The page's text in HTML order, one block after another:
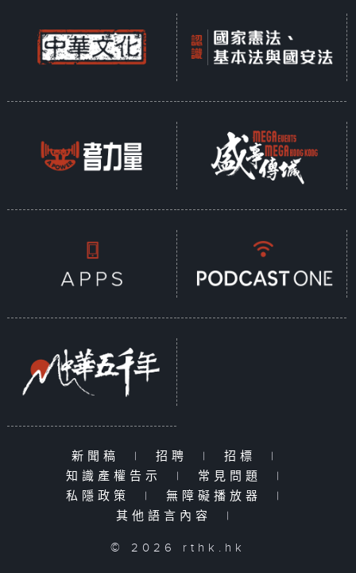
新聞稿 | 招聘 | 招標
|
知識產權告示
| 常見問題
|
私隱政策
| 無障礙播放器
|
其他語言內容
|
© 2026 rthk.hk